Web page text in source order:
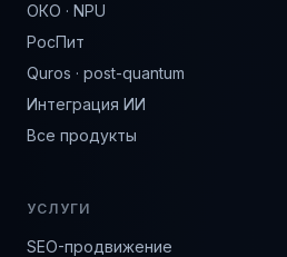
ОКО · NPU
РосПит
Quros · post-quantum
Интеграция ИИ
Все продукты
УСЛУГИ
SEO-продвижение